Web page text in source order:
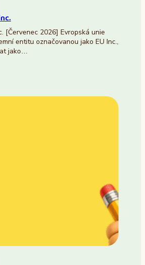
[Červenec 2026] Evropská unie
entitu označovanou jako EU Inc.,
jako…